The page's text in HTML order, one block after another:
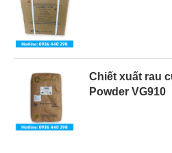
Chiết xuất rau
Powder VG910